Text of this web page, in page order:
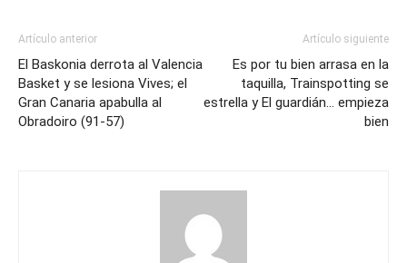
Artículo anterior
El Baskonia derrota al Valencia
Basket y se lesiona Vives; el
Gran Canaria apabulla al
Obradoiro (91-57)
Artículo siguiente
Es por tu bien arrasa en la
taquilla, Trainspotting se
estrella y El guardián… empieza
bien